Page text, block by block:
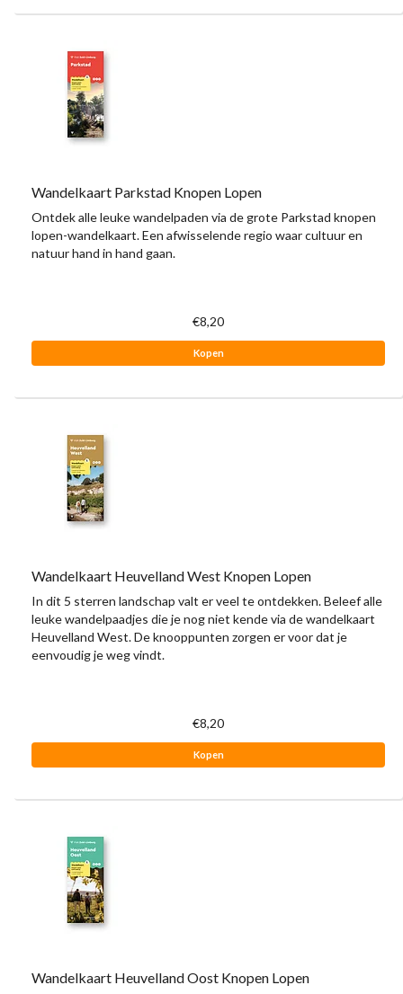
Wandelkaart Parkstad Knopen Lopen
Ontdek alle leuke wandelpaden via de grote Parkstad knopen
lopen-wandelkaart. Een afwisselende regio waar cultuur en
natuur hand in hand gaan.
€8,20
Kopen
Wandelkaart Heuvelland West Knopen Lopen
In dit 5 sterren landschap valt er veel te ontdekken. Beleef alle
leuke wandelpaadjes die je nog niet kende via de wandelkaart
Heuvelland West. De knooppunten zorgen er voor dat je
eenvoudig je weg vindt.
€8,20
Kopen
Wandelkaart Heuvelland Oost Knopen Lopen